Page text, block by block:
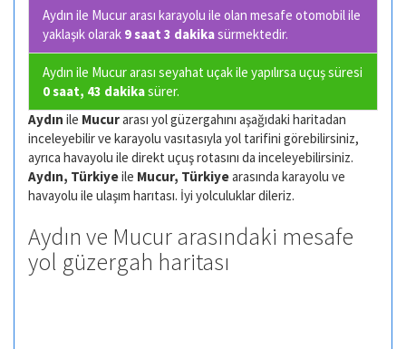
Aydın ile Mucur arası karayolu ile olan mesafe otomobil ile
yaklaşık olarak 9 saat 3 dakikasürmektedir.
Aydın ile Mucur arası seyahat uçak ile yapılırsa uçuş süresi
0 saat, 43 dakikasürer.
Aydın ile Mucurarası yol güzergahını aşağıdaki haritadan
inceleyebilir ve karayolu vasıtasıyla yol tarifini görebilirsiniz,
ayrıca havayolu ile direkt uçuş rotasını da inceleyebilirsiniz.
Aydın, Türkiyeile Mucur, Türkiyearasında karayolu ve
havayolu ile ulaşım harıtası. İyi yolculuklar dileriz.
Aydın ve Mucur arasındaki mesafe
yol güzergah haritası